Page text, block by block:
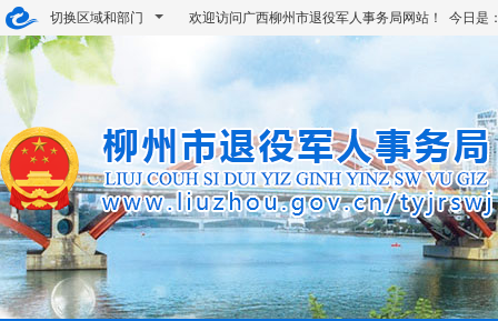
切换区域和部门 欢迎访问广西柳州市退役军人事务局网站！ 今日是